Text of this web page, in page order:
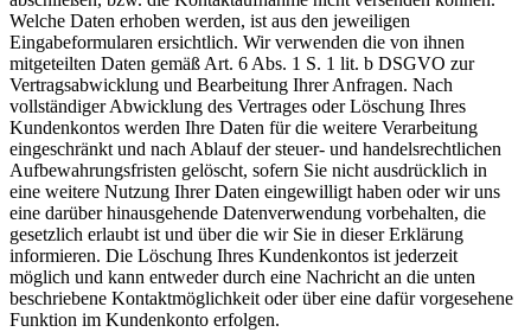
Welche Daten erhoben werden, ist aus den jeweiligen
Eingabeformularen ersichtlich. Wir verwenden die von ihnen
mitgeteilten Daten gemäß Art. 6 Abs. 1 S. 1 lit. b DSGVO zur
Vertragsabwicklung und Bearbeitung Ihrer Anfragen. Nach
vollständiger Abwicklung des Vertrages oder Löschung Ihres
Kundenkontos werden Ihre Daten für die weitere Verarbeitung
eingeschränkt und nach Ablauf der steuer- und handelsrechtlichen
Aufbewahrungsfristen gelöscht, sofern Sie nicht ausdrücklich in
eine weitere Nutzung Ihrer Daten eingewilligt haben oder wir uns
eine darüber hinausgehende Datenverwendung vorbehalten, die
gesetzlich erlaubt ist und über die wir Sie in dieser Erklärung
informieren. Die Löschung Ihres Kundenkontos ist jederzeit
möglich und kann entweder durch eine Nachricht an die unten
beschriebene Kontaktmöglichkeit oder über eine dafür vorgesehene
Funktion im Kundenkonto erfolgen.